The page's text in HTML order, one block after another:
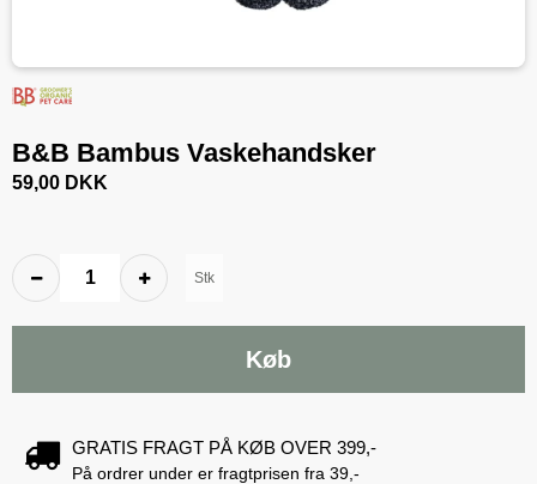
B&B Bambus Vaskehandsker
59,00 DKK
Stk
Køb
GRATIS FRAGT PÅ KØB OVER 399,-
På ordrer under er fragtprisen fra 39,-